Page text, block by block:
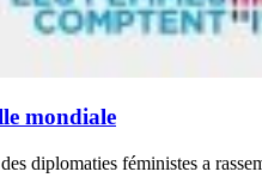
mondiale
diplomaties féministes a